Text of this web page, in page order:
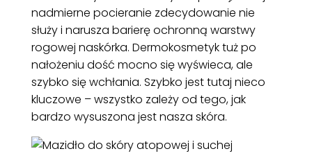
nadmierne pocieranie zdecydowanie nie
służy i narusza barierę ochronną warstwy
rogowej naskórka. Dermokosmetyk tuż po
nałożeniu dość mocno się wyświeca, ale
szybko się wchłania. Szybko jest tutaj nieco
kluczowe – wszystko zależy od tego, jak
bardzo wysuszona jest nasza skóra.